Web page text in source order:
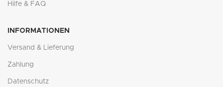
Hilfe & FAQ
INFORMATIONEN
Versand & Lieferung
Zahlung
Datenschutz